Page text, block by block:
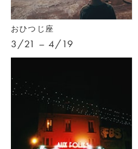
おひつじ座
3/21 – 4/19